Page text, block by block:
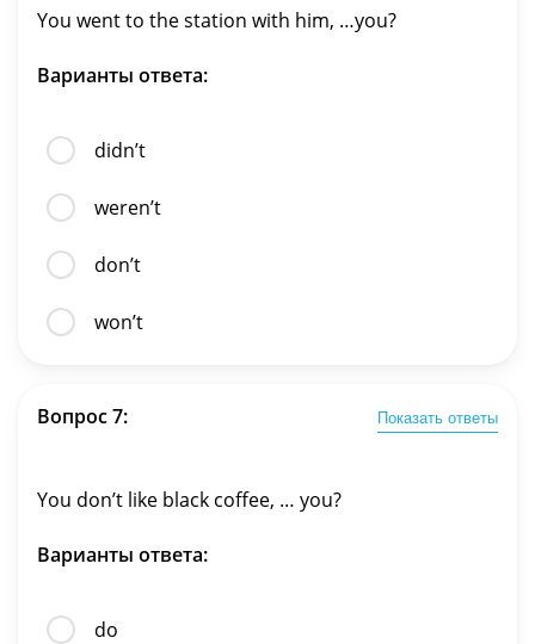
You went to the station with him, …you?
Варианты ответа:
didn’t
weren’t
don’t
won’t
Вопрос 7: Показать ответы
You don’t like black coffee, … you?
Варианты ответа:
do